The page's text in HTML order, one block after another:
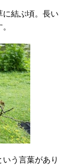
に結ぶ頃。長い
いう言葉があり